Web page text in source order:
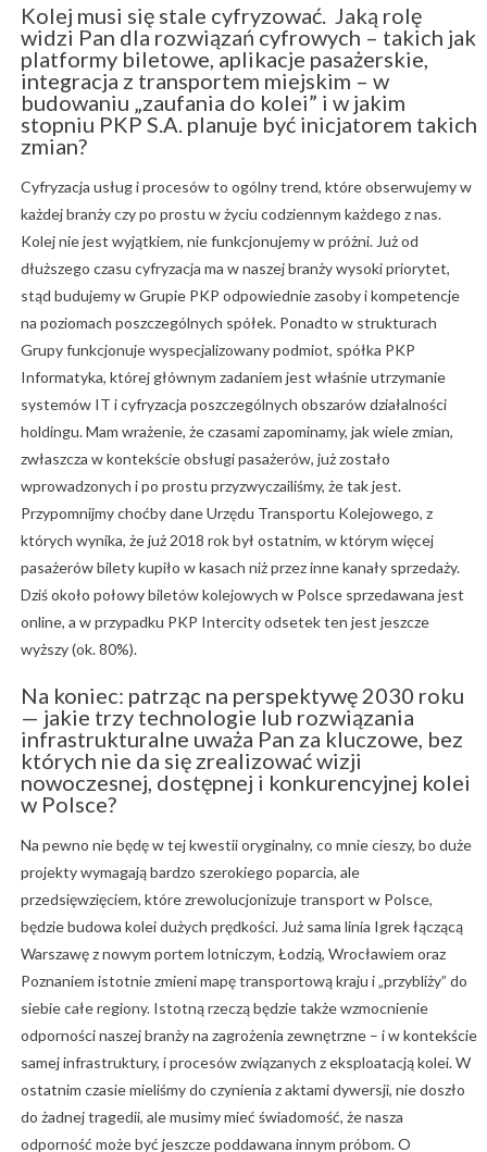
Kolej musi się stale cyfryzować. Jaką rolę
widzi Pan dla rozwiązań cyfrowych – takich jak
platformy biletowe, aplikacje pasażerskie,
integracja z transportem miejskim – w
budowaniu „zaufania do kolei” i w jakim
stopniu PKP S.A. planuje być inicjatorem takich
zmian?
Cyfryzacja usług i procesów to ogólny trend, które obserwujemy w
każdej branży czy po prostu w życiu codziennym każdego z nas.
Kolej nie jest wyjątkiem, nie funkcjonujemy w próżni. Już od
dłuższego czasu cyfryzacja ma w naszej branży wysoki priorytet,
stąd budujemy w Grupie PKP odpowiednie zasoby i kompetencje
na poziomach poszczególnych spółek. Ponadto w strukturach
Grupy funkcjonuje wyspecjalizowany podmiot, spółka PKP
Informatyka, której głównym zadaniem jest właśnie utrzymanie
systemów IT i cyfryzacja poszczególnych obszarów działalności
holdingu. Mam wrażenie, że czasami zapominamy, jak wiele zmian,
zwłaszcza w kontekście obsługi pasażerów, już zostało
wprowadzonych i po prostu przyzwyczailiśmy, że tak jest.
Przypomnijmy choćby dane Urzędu Transportu Kolejowego, z
których wynika, że już 2018 rok był ostatnim, w którym więcej
pasażerów bilety kupiło w kasach niż przez inne kanały sprzedaży.
Dziś około połowy biletów kolejowych w Polsce sprzedawana jest
online, a w przypadku PKP Intercity odsetek ten jest jeszcze
wyższy (ok. 80%).
Na koniec: patrząc na perspektywę 2030 roku
— jakie trzy technologie lub rozwiązania
infrastrukturalne uważa Pan za kluczowe, bez
których nie da się zrealizować wizji
nowoczesnej, dostępnej i konkurencyjnej kolei
w Polsce?
Na pewno nie będę w tej kwestii oryginalny, co mnie cieszy, bo duże
projekty wymagają bardzo szerokiego poparcia, ale
przedsięwzięciem, które zrewolucjonizuje transport w Polsce,
będzie budowa kolei dużych prędkości. Już sama linia Igrek łączącą
Warszawę z nowym portem lotniczym, Łodzią, Wrocławiem oraz
Poznaniem istotnie zmieni mapę transportową kraju i „przybliży” do
siebie całe regiony. Istotną rzeczą będzie także wzmocnienie
odporności naszej branży na zagrożenia zewnętrzne – i w kontekście
samej infrastruktury, i procesów związanych z eksploatacją kolei. W
ostatnim czasie mieliśmy do czynienia z aktami dywersji, nie doszło
do żadnej tragedii, ale musimy mieć świadomość, że nasza
odporność może być jeszcze poddawana innym próbom. O